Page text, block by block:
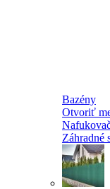
Bazény
Otvoriť
Záhradné